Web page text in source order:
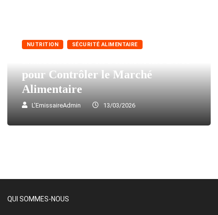
NUTRITION SÉCURITÉ ALIMENTAIRE
pour Contrôler le Marché
Alimentaire
L'EmissaireAdmin 13/03/2026
QUI SOMMES-NOUS